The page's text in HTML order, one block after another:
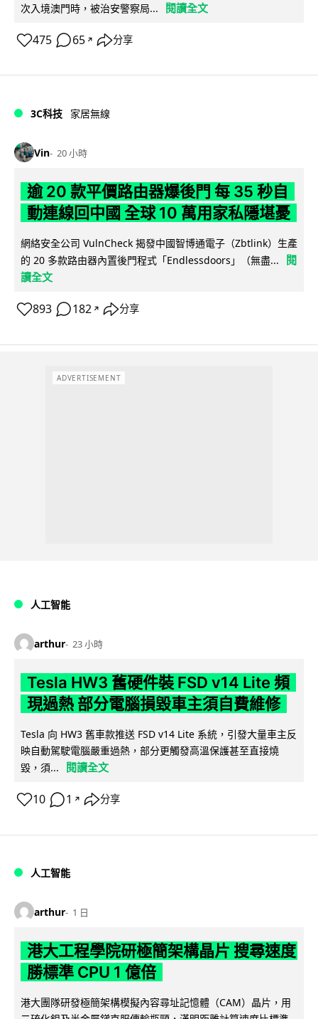
次入境澳門時，被治安警察局...
閱讀全文
475 65 ↗ 分享
3C科技 家居無線
Vin 20 小時
逾 20 款平價路由器爆後門 每 35 秒自
動連線回中國 全球 10 萬用家私隱堪憂
網絡安全公司 VulnCheck 揭發中國智博通電子（Zbtlink）生產
的 20 多款路由器內置後門程式「Endlessdoors」（無盡...
閱
讀全文
893 182 ↗ 分享
ADVERTISEMENT
人工智能
arthur 23 小時
Tesla HW3 舊硬件裝 FSD v14 Lite 頻
現過熱 部分電腦損毀車主須自費維修
Tesla 向 HW3 舊車款推送 FSD v14 Lite 系統，引發大量車主反
映自動駕駛電腦嚴重過熱，部分更觸發高溫保護甚至直接燒
毀，須...
閱讀全文
10 1 ↗ 分享
人工智能
arthur 1 日
港大工程學院研極簡架構晶片 搜尋速度
勝標準 CPU 1 億倍
港大團隊研發極簡架構模擬內容尋址記憶體（CAM）晶片，用